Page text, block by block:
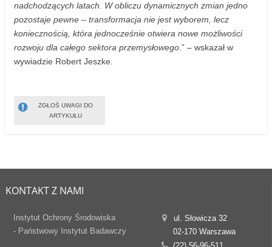
nadchodzących latach. W obliczu dynamicznych zmian jedno
pozostaje pewne – transformacja nie jest wyborem, lecz
koniecznością, która jednocześnie otwiera nowe możliwości
rozwoju dla całego sektora przemysłowego .” – wskazał w
wywiadzie Robert Jeszke.
ZGŁOŚ UWAGI DO
ARTYKUŁU
KONTAKT Z NAMI
Instytut Ochrony Środowiska
- Państwowy Instytut Badawczy
ul. Słowicza 32
02-170 Warszawa